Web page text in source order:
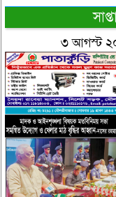
৩ আগস্ট